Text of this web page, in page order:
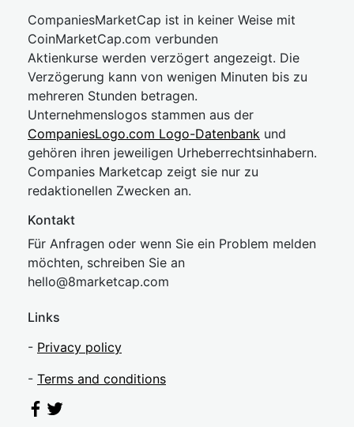
CompaniesMarketCap ist in keiner Weise mit
CoinMarketCap.com verbunden
Aktienkurse werden verzögert angezeigt. Die
Verzögerung kann von wenigen Minuten bis zu
mehreren Stunden betragen.
Unternehmenslogos stammen aus der
CompaniesLogo.com Logo-Datenbank und
gehören ihren jeweiligen Urheberrechtsinhabern.
Companies Marketcap zeigt sie nur zu
redaktionellen Zwecken an.
Kontakt
Für Anfragen oder wenn Sie ein Problem melden
möchten, schreiben Sie an
hello@8marketcap.com
Links
- Privacy policy
- Terms and conditions